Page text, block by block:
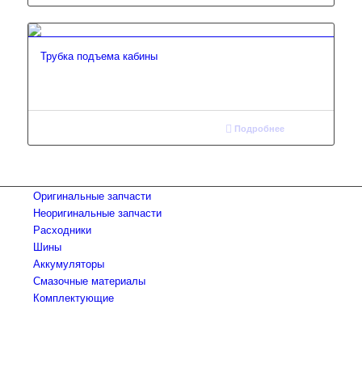
Трубка подъема кабины
Подробнее
Оригинальные запчасти
Неоригинальные запчасти
Расходники
Шины
Аккумуляторы
Смазочные материалы
Комплектующие